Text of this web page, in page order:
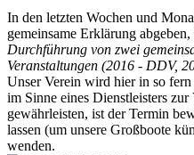
In den letzten Wochen und
gemeinsame Erklärung
Durchführung von zwei
Veranstaltungen (2016 - DDV,
Unser Verein wird hier in so
im Sinne eines Dienstleisters
gewährleisten, ist der Termin
lassen (um unsere Großboote
wenden.